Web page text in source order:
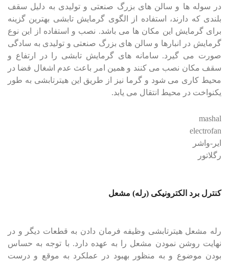
در سوله ها و سالن های بزرگ صنعتی و تولیدی به دلیل سقف
بلندی که دارند، استفاده از الگوی گرمایش تابشی بهترین گزینه
برای گرمایش این مکان ها می باشد. نصب و استفاده از این نوع
گرمایش در انبارها و سالن های بزرگ صنعتی و تولیدی به سادگی
صورت می گیرد. سامانه های گرمایش تابشی را در ارتفاع و
سقف مکان نصب می کنند و همین امر باعث عدم اشغال فضا در
محیط کاری می شود و گرما نیز از طریق این هیترتابشی به طور
یکنواخت در محیط انتقال می یابد.
mashal
electrofan
ایر-واشر
رگلاتور
کنترل برد الکترونیکی (رله) مشعل
رله مشعل هیترتابشی وظیفه فرمان دادن به قطعات دیگر و در
نهایت روشن نمودن مشعل را به عهده دارد. با توجه به حساس
بودن موضوع و به منظور بهبود در عملکرد به موقع و درست